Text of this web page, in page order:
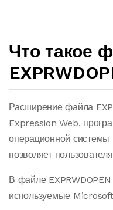
Что такое
Расширение файла
Expression Web,
операционной
позволяет
В файле
используемые